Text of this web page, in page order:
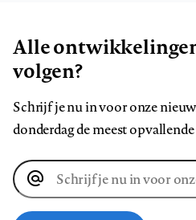
Alle
volgen?
Schrijf je nu in voor onze
donderdag de meest
E-
mailadres